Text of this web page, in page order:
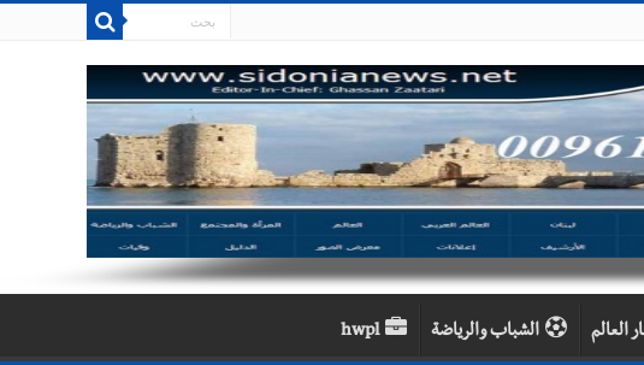
العالم الشباب والرياضة hwpl